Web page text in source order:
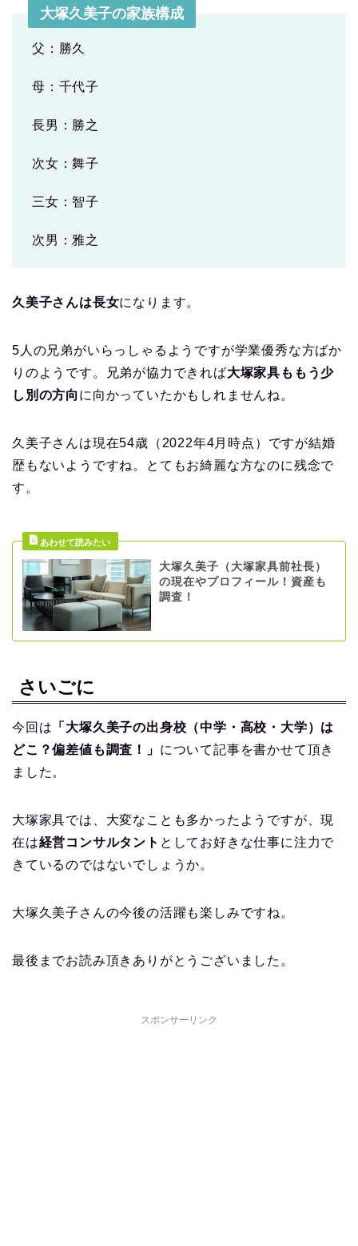
大塚久美子の家族構成
父：勝久
母：千代子
長男：勝之
次女：舞子
三女：智子
次男：雅之
久美子さんは長女になります。
5人の兄弟がいらっしゃるようですが学業優秀な方ばか
りのようです。兄弟が協力できれば大塚家具ももう少
し別の方向 に向かっていたかもしれませんね。
久美子さんは現在54歳（2022年4月時点）ですが結婚
歴もないようですね。とてもお綺麗な方なのに残念で
す。
大塚久美子（大塚家具前社長）
の現在やプロフィール！資産も
調査！
さいごに
今回は 「大塚久美子の出身校（中学・高校・大学）は
どこ？偏差値も調査！」 について記事を書かせて頂き
ました。
大塚家具では、大変なことも多かったようですが、現
在は経営コンサルタント としてお好きな仕事に注力で
きているのではないでしょうか。
大塚久美子さんの今後の活躍も楽しみですね。
最後までお読み頂きありがとうございました。
スポンサーリンク